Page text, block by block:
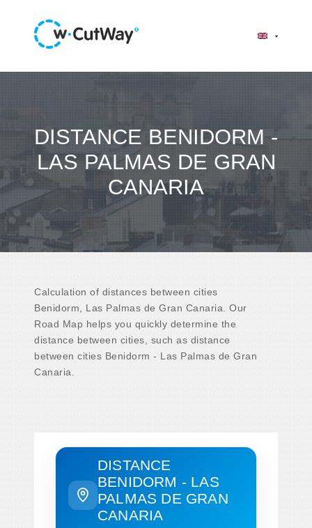
DISTANCE BENIDORM -
LAS PALMAS DE GRAN
CANARIA
Calculation of distances between cities
Benidorm, Las Palmas de Gran Canaria. Our
Road Map helps you quickly determine the
distance between cities, such as distance
between cities Benidorm - Las Palmas de Gran
Canaria.
DISTANCE
BENIDORM - LAS
PALMAS DE GRAN
CANARIA